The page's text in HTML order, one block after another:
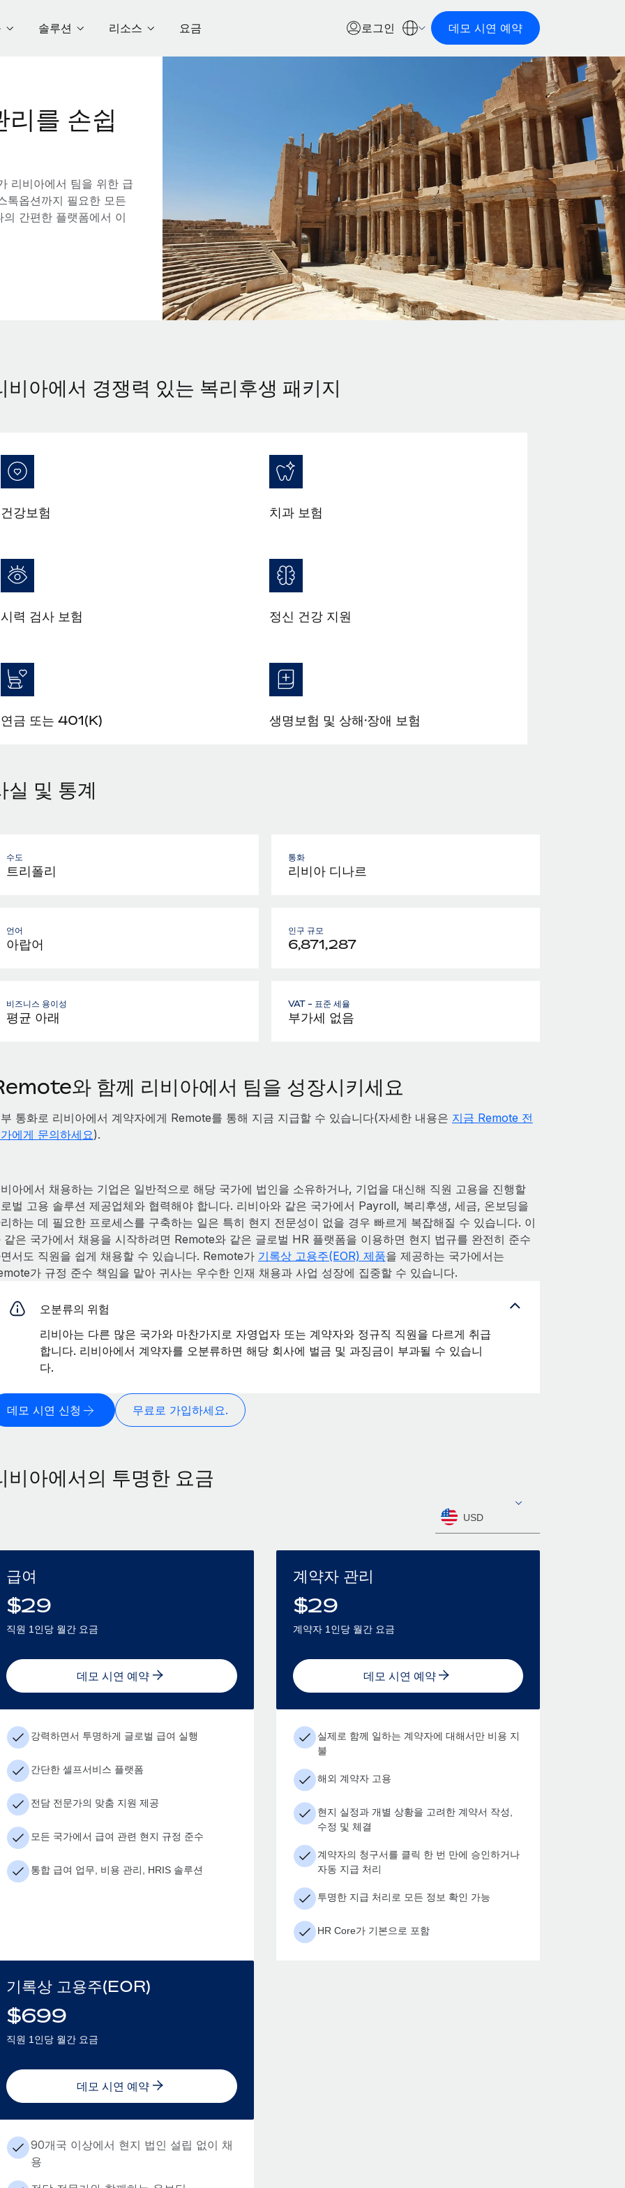
솔루션 리소스 요금 로그인 데모 시연 예약
리를 손쉽
리비아에서 팀을 위한 급
톡옵션까지 필요한 모든
간편한 플랫폼에서 이
비아에서 경쟁력 있는 복리후생 패키지
건강보험 치과 보험
시력 검사 보험 정신 건강 지원
연금 또는 401(K) 생명보험 및 상해·장애 보험
실 및 통계
수도
트리폴리
통화
리비아 디나르
언어
아랍어
인구 규모
6,871,287
비즈니스 용이성
평균 아래
VAT - 표준 세율
부가세 없음
와 함께 리비아에서 팀을 성장시키세요
통화로 리비아에서 계약자에게 Remote를 통해 지금 지급할 수 있습니다(자세한 내용은 지금 Remote 전
에게 문의하세요).
아에서 채용하는 기업은 일반적으로 해당 국가에 법인을 소유하거나, 기업을 대신해 직원 고용을 진행할
벌 고용 솔루션 제공업체와 협력해야 합니다. 리비아와 같은 국가에서 Payroll, 복리후생, 세금, 온보딩을
하는 데 필요한 프로세스를 구축하는 일은 특히 현지 전문성이 없을 경우 빠르게 복잡해질 수 있습니다. 이
같은 국가에서 채용을 시작하려면 Remote와 같은 글로벌 HR 플랫폼을 이용하면 현지 법규를 완전히 준수
서도 직원을 쉽게 채용할 수 있습니다. Remote가 기록상 고용주(EOR) 제품을 제공하는 국가에서는
가 규정 준수 책임을 맡아 귀사는 우수한 인재 채용과 사업 성장에 집중할 수 있습니다.
오분류의 위험
리비아는 다른 많은 국가와 마찬가지로 자영업자 또는 계약자와 정규직 직원을 다르게 취급
합니다. 리비아에서 계약자를 오분류하면 해당 회사에 벌금 및 과징금이 부과될 수 있습니
다.
데모 시연 신청 무료로 가입하세요.
비아에서의 투명한 요금
USD
급여
$29
직원 1인당 월간 요금
데모 시연 예약
강력하면서 투명하게 글로벌 급여 실행
간단한 셀프서비스 플랫폼
전담 전문가의 맞춤 지원 제공
모든 국가에서 급여 관련 현지 규정 준수
통합 급여 업무, 비용 관리, HRIS 솔루션
계약자 관리
$29
계약자 1인당 월간 요금
데모 시연 예약
실제로 함께 일하는 계약자에 대해서만 비용 지
불
해외 계약자 고용
현지 실정과 개별 상황을 고려한 계약서 작성,
수정 및 체결
계약자의 청구서를 클릭 한 번 만에 승인하거나
자동 지급 처리
투명한 지급 처리로 모든 정보 확인 가능
HR Core가 기본으로 포함
기록상 고용주(EOR)
$699
직원 1인당 월간 요금
데모 시연 예약
90개국 이상에서 현지 법인 설립 없이 채
용